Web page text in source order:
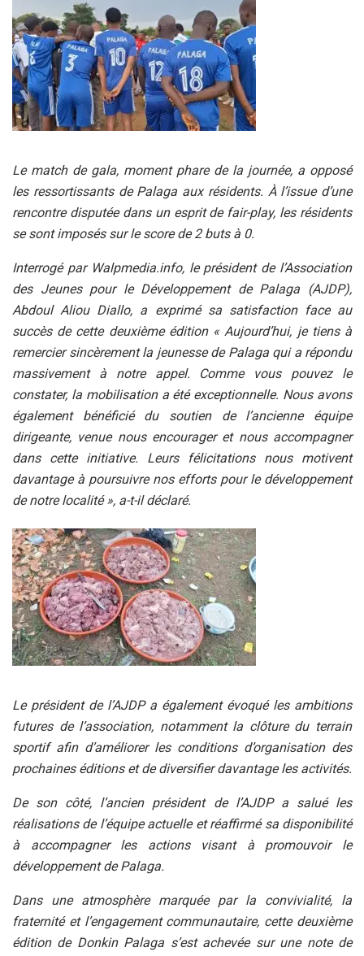
Le match de gala, moment phare de la journée, a opposé
les ressortissants de Palaga aux résidents. À l’issue d’une
rencontre disputée dans un esprit de fair-play, les résidents
se sont imposés sur le score de 2 buts à 0.
Interrogé par Walpmedia.info, le président de l’Association
des Jeunes pour le Développement de Palaga (AJDP),
Abdoul Aliou Diallo, a exprimé sa satisfaction face au
succès de cette deuxième édition « Aujourd’hui, je tiens à
remercier sincèrement la jeunesse de Palaga qui a répondu
massivement à notre appel. Comme vous pouvez le
constater, la mobilisation a été exceptionnelle. Nous avons
également bénéficié du soutien de l’ancienne équipe
dirigeante, venue nous encourager et nous accompagner
dans cette initiative. Leurs félicitations nous motivent
davantage à poursuivre nos efforts pour le développement
de notre localité », a-t-il déclaré.
Le président de l’AJDP a également évoqué les ambitions
futures de l’association, notamment la clôture du terrain
sportif afin d’améliorer les conditions d’organisation des
prochaines éditions et de diversifier davantage les activités.
De son côté, l’ancien président de l’AJDP a salué les
réalisations de l’équipe actuelle et réaffirmé sa disponibilité
à accompagner les actions visant à promouvoir le
développement de Palaga.
Dans une atmosphère marquée par la convivialité, la
fraternité et l’engagement communautaire, cette deuxième
édition de Donkin Palaga s’est achevée sur une note de